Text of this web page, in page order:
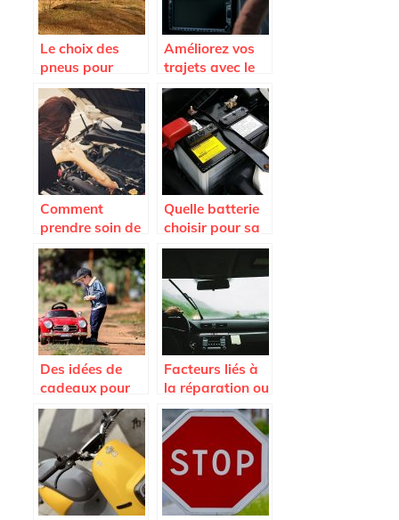
Le choix des
pneus pour
votre moto
Améliorez vos
trajets avec le
lecteur DVD
voiture
Comment
prendre soin de
sa voiture ?
Quelle batterie
choisir pour sa
voiture de
Des idées de
cadeaux pour
votre enfant
Facteurs liés à
la réparation ou
au
remplacement
du pare-brise